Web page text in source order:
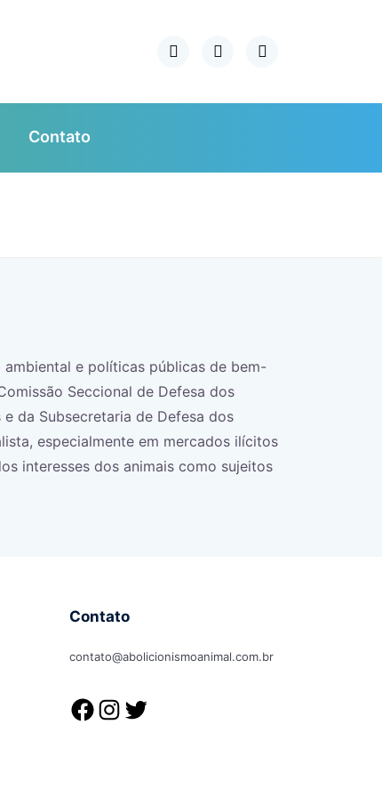
Contato
e políticas públicas de bem-
Seccional de Defesa dos
da Subsecretaria de Defesa dos
especialmente em mercados ilícitos
interesses dos animais como sujeitos
Contato
contato@abolicionismoanimal.com.br